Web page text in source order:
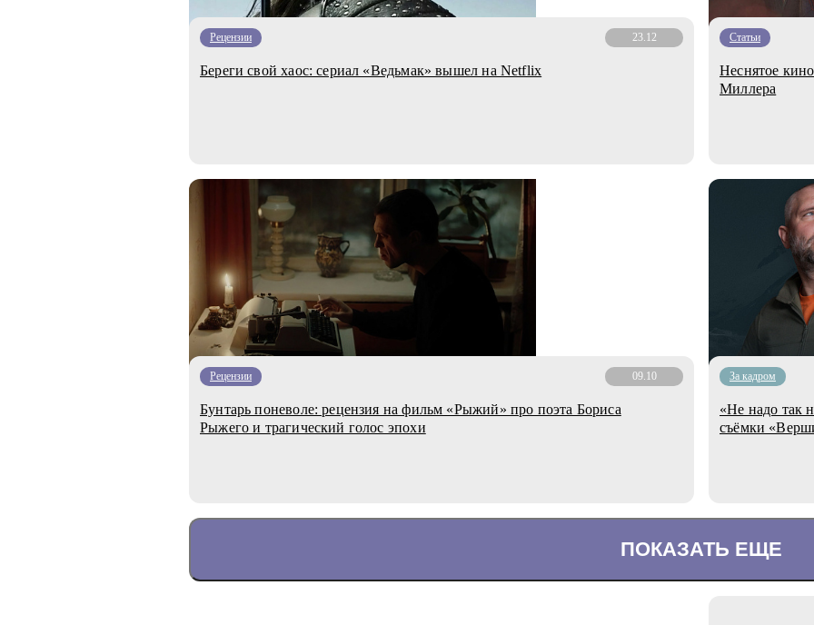
Рецензии 23.12
Береги свой хаос: сериал «Ведьмак» вышел на Netflix
Статьи
Неснятое
Миллера
Рецензии 09.10
Бунтарь поневоле: рецензия на фильм «Рыжий» про поэта Бориса
Рыжего и трагический голос эпохи
За кадром
«Не надо так
съёмки
ПОКАЗАТЬ ЕЩЕ